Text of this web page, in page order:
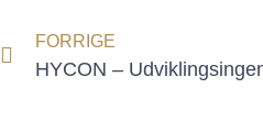
FORRIGE
HYCON –